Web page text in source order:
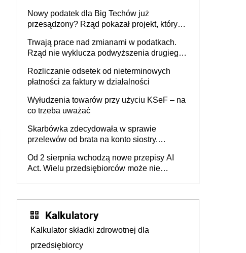
Nowy podatek dla Big Techów już
przesądzony? Rząd pokazał projekt, który
Trwają prace nad zmianami w podatkach.
Rząd nie wyklucza podwyższenia drugiego
Rozliczanie odsetek od nieterminowych
płatności za faktury w działalności
Wyłudzenia towarów przy użyciu KSeF – na
co trzeba uważać
Skarbówka zdecydowała w sprawie
przelewów od brata na konto siostry.
darowizna, ale podatku jednak nie będzie
Od 2 sierpnia wchodzą nowe przepisy AI
Act. Wielu przedsiębiorców może nie
Kalkulatory
Kalkulator składki zdrowotnej dla
przedsiębiorcy